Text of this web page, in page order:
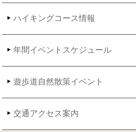
ハイキングコース情報
年間イベントスケジュール
遊歩道自然散策イベント
交通アクセス案内